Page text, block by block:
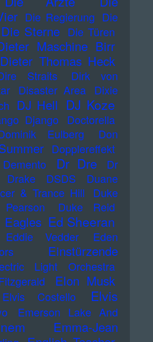
Die Regierung Die
Die Sterne Die Türen
Maschine Birr
Dieter Thomas Heck
Straits
Dirk von
Disaster Area
Dixie
DJ Hell DJ Koze
Django
Doctorella
Eulberg
Don
Dopplereffekt
Dr Dre
Dr
Drake DSDS
Duane
& Trance Hill
Duke
Duke Reid
Eagles Ed Sheeran
Eddie Vedder
Eden
Einstürzende
Light Orchestra
Elon Musk
Elvis Costello
Elvis
Emerson Lake And
Emma-Jean